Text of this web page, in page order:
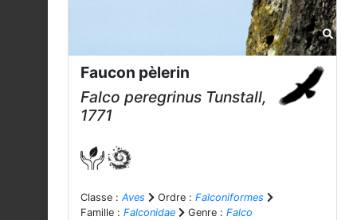
Faucon pèlerin
Falco peregrinus Tunstall,
1771
Classe : Aves Ordre : Falconiformes
Famille : Falconidae Genre : Falco